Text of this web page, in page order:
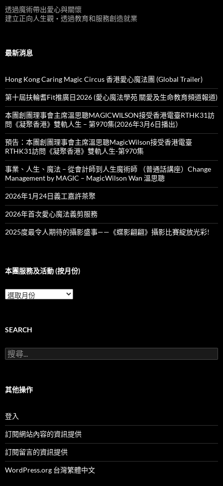
透過魔術帶出愛心與關懷
建立正向人生觀‧透過教育和服務創造就業
最新消息
Hong Kong Caring Magic Circus 香港愛心魔法團 (Global Trailer)
第十屆扶輪耆Fit推廣日2026 (愛心魔法學苑 關愛及生命教育頻道報道)
本團創團理事會主席溫思聰MAGICWILSON接受香港電臺RTHK31訪
問《凝聚香港》雙軌人生 – 第970集(2026年3月6日播出）
預告：本團創團理事會主席溫思聰MagicWilson接受香港電臺
RTHK31訪問《凝聚香港》雙軌人生-第970集
事業、人生、魔法 – 從會計師到人生魔術師 （普通話講座）Change
Management by MAGIC – MagicWilson Wan 溫思聰
2026年1月24日義工嘉許茶聚
2026年首次愛心魔法義剪服務
2025度最令人期待的攝影盛事——《蝶影翩翩》攝影比賽綻放光彩!
本團服務及活動 (按月份)
本
團
及
動
(按
SEARCH
搜
尋
字:
其他操作
登入
訂閱網站內容的資訊提供
訂閱留言的資訊提供
WordPress.org 台灣繁體中文